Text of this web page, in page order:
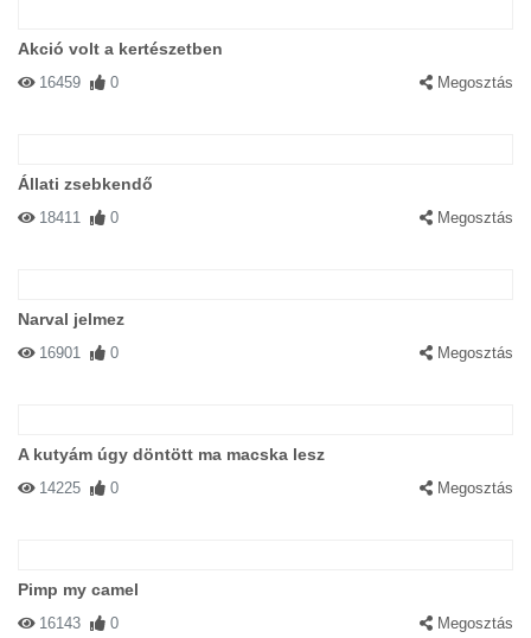
Akció volt a kertészetben
16459 0 Megosztás
Állati zsebkendő
18411 0 Megosztás
Narval jelmez
16901 0 Megosztás
A kutyám úgy döntött ma macska lesz
14225 0 Megosztás
Pimp my camel
16143 0 Megosztás